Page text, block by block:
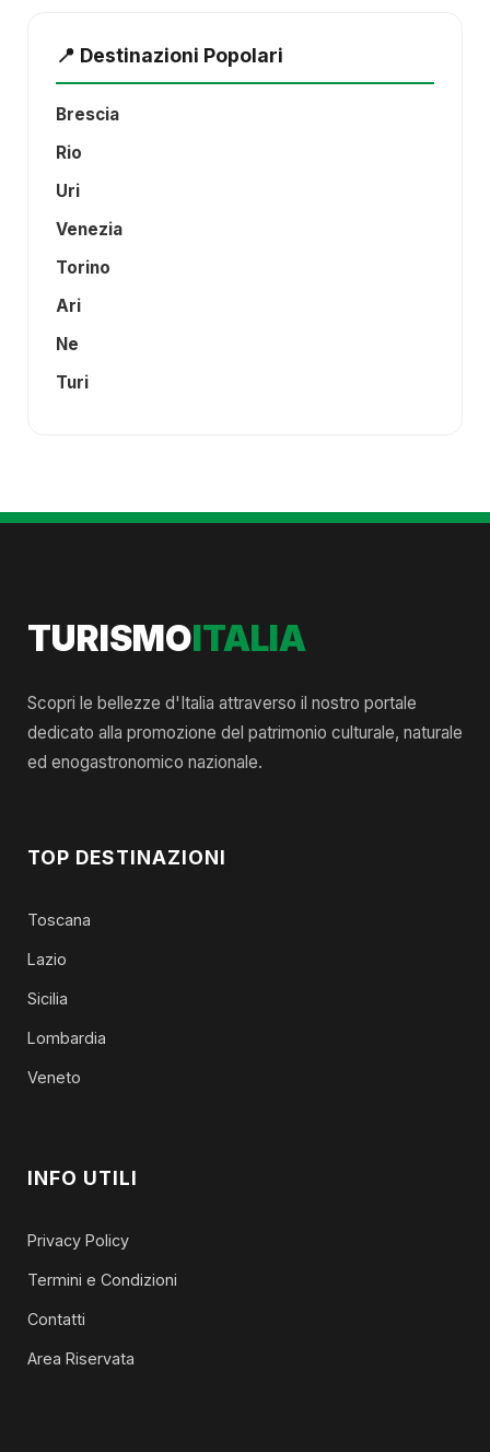
📍 Destinazioni Popolari
Brescia
Rio
Uri
Venezia
Torino
Ari
Ne
Turi
TURISMOITALIA
Scopri le bellezze d'Italia attraverso il nostro portale
dedicato alla promozione del patrimonio culturale, naturale
ed enogastronomico nazionale.
TOP DESTINAZIONI
Toscana
Lazio
Sicilia
Lombardia
Veneto
INFO UTILI
Privacy Policy
Termini e Condizioni
Contatti
Area Riservata